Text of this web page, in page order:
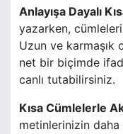
Anlayışa Dayalı
yazarken,
Uzun ve karmaşık
net bir biçimde
canlı tutabilirsiniz.
Kısa Cümlelerle
metinlerinizin daha